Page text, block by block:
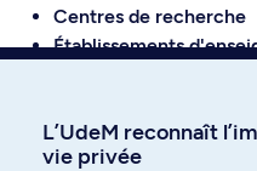
Centres de recherche
Établissements
Voir les perspectives de
L’UdeM reconnaît
vie privée